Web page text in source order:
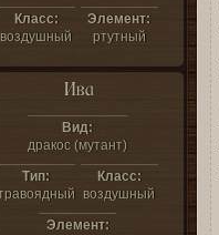
Класс:
воздушный
Элемент:
ртутный
Ива
Вид:
дракос (мутант)
Тип:
Класс:
воздушный
Элемент: